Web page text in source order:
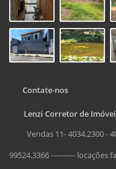
Contate-nos
Lenzi Corretor de
Vendas 11- 4034.2300 -
99524.3366 ---------- locações